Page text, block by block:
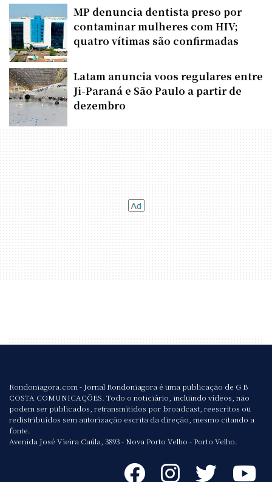
MP denuncia dentista preso por
contaminar mulheres com HIV;
quatro vítimas são confirmadas
Latam anuncia voos regulares entre
Ji-Paraná e São Paulo a partir de
dezembro
Rondoniagora.com - Jornal Rondoniagora é uma publicação de G B
COSTA COMUNICAÇÕES. Todo o noticiário, incluindo vídeos, não
podem ser publicados, retransmitidos por broadcast, reescritos ou
redistribuídos sem autorização escrita da direção, mesmo citando a
fonte.
Avenida José Vieira Caúla, 3893 - Nova Porto Velho - Porto Velho.